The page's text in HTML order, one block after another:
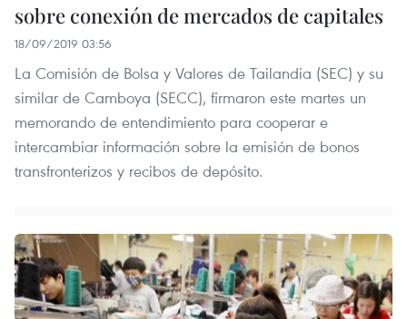
sobre conexión de mercados de capitales
18/09/2019 03:56
La Comisión de Bolsa y Valores de Tailandia (SEC) y su
similar de Camboya (SECC), firmaron este martes un
memorando de entendimiento para cooperar e
intercambiar información sobre la emisión de bonos
transfronterizos y recibos de depósito.